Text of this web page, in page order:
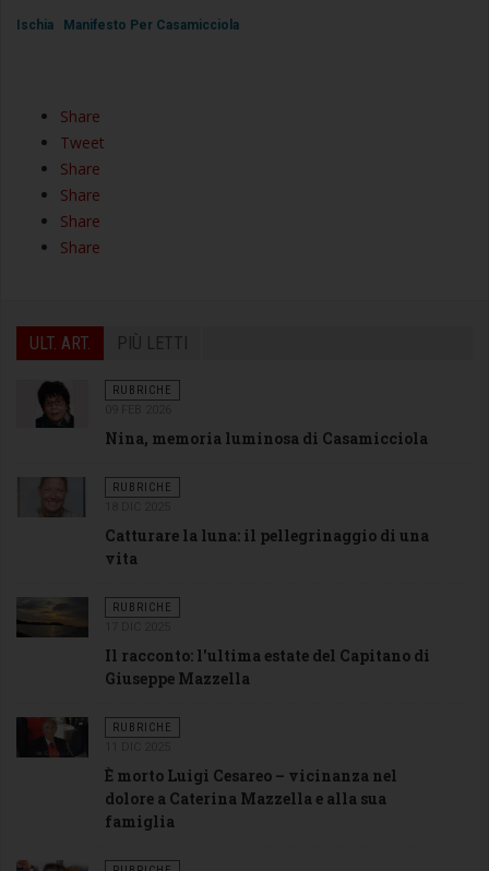
Ischia Manifesto Per Casamicciola
Share
Tweet
Share
Share
Share
Share
ULT. ART. PIÙ LETTI
RUBRICHE
Nina, memoria luminosa di Casamicciola
RUBRICHE
Catturare la luna: il pellegrinaggio di una
vita
RUBRICHE
Il racconto: l'ultima estate del Capitano di
Giuseppe Mazzella
RUBRICHE
È morto Luigi Cesareo – vicinanza nel
dolore a Caterina Mazzella e alla sua
famiglia